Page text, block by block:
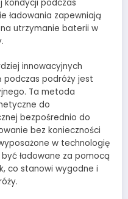
kondycji podczas
ładowania zapewniają
utrzymanie baterii w
innowacyjnych
podczas podróży jest
Ta metoda
do
bezpośrednio do
bez konieczności
w technologię
ładowane za pomocą
co stanowi wygodne i